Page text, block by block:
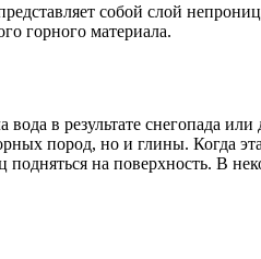
собой слой
горного материала.
в результате снегопада
пород, но и глины. Когда
подняться на поверхность. В